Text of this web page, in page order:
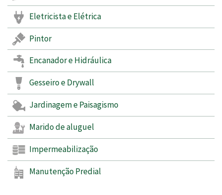
Eletricista e Elétrica
Pintor
Encanador e Hidráulica
Gesseiro e Drywall
Jardinagem e Paisagismo
Marido de aluguel
Impermeabilização
Manutenção Predial